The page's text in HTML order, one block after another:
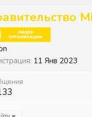
11 Янв 2023